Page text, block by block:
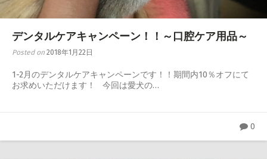
デンタルケアキャンペーン！！～口腔ケア用品～
Posted on 2018年1月22日
1-2月のデンタルケアキャンペーンです！！期間内10％オフにて
お求めいただけます！ 今回は愛犬の…
0